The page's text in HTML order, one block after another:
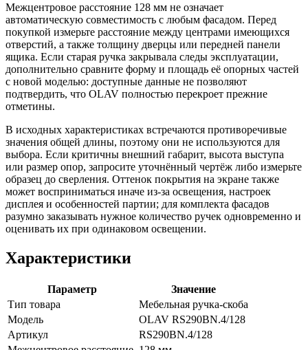
Межцентровое расстояние 128 мм не означает
автоматическую совместимость с любым фасадом. Перед
покупкой измерьте расстояние между центрами имеющихся
отверстий, а также толщину дверцы или передней панели
ящика. Если старая ручка закрывала следы эксплуатации,
дополнительно сравните форму и площадь её опорных частей
с новой моделью: доступные данные не позволяют
подтвердить, что OLAV полностью перекроет прежние
отметины.
В исходных характеристиках встречаются противоречивые
значения общей длины, поэтому они не используются для
выбора. Если критичны внешний габарит, высота выступа
или размер опор, запросите уточнённый чертёж либо измерьте
образец до сверления. Оттенок покрытия на экране также
может восприниматься иначе из-за освещения, настроек
дисплея и особенностей партии; для комплекта фасадов
разумно заказывать нужное количество ручек одновременно и
оценивать их при одинаковом освещении.
Характеристики
Параметр
Значение
Тип товара
Мебельная ручка-скоба
Модель
OLAV RS290BN.4/128
Артикул
RS290BN.4/128